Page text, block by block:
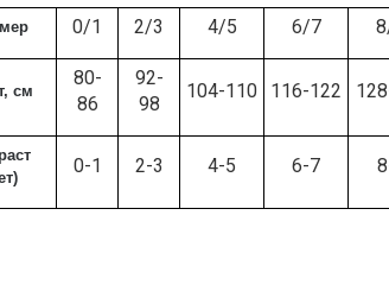
0/1 2/3 4/5 6/7
см
80-
86
92-
98
104-110 116-122
0-1 2-3 4-5 6-7